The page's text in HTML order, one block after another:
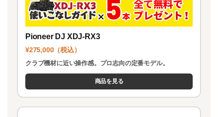
Pioneer DJ XDJ-RX3
¥275,000（税込）
クラブ機材に近い操作感。プロ志向の定番モデル。
商品を見る